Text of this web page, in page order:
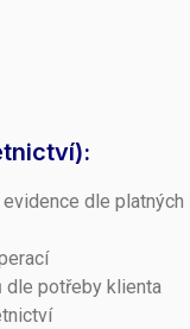
dle
dle potřeby klienta